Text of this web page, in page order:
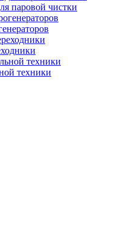
паровой чистки
техники